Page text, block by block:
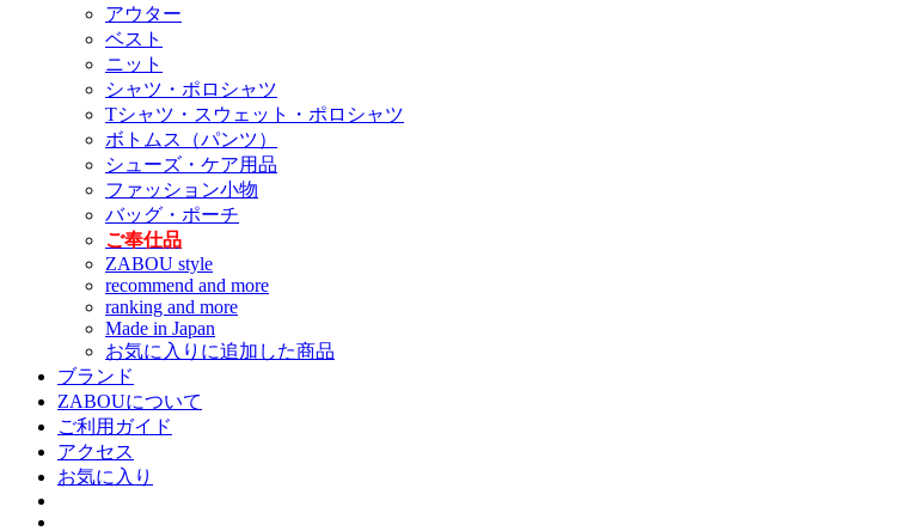
アウター
ベスト
ニット
シャツ・ポロシャツ
Tシャツ・スウェット・ポロシャツ
ボトムス（パンツ）
シューズ・ケア用品
ファッション小物
バッグ・ポーチ
ご奉仕品
ZABOU style
recommend and more
ranking and more
Made in Japan
お気に入りに追加した商品
ブランド
ZABOUについて
ご利用ガイド
アクセス
お気に入り